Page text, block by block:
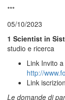
***
05/10/2023
1 Scientist in
studio e ricerca
Link Invito
http://
Link
Le domande di